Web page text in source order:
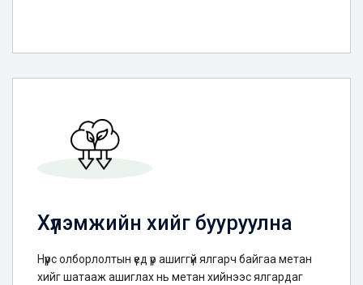
Хүлэмжийн хийг бууруулна
Нүүрс олборлолтын үед үр ашиггүй ялгарч байгаа метан
хийг шатааж ашиглах нь метан хийнээс ялгардаг